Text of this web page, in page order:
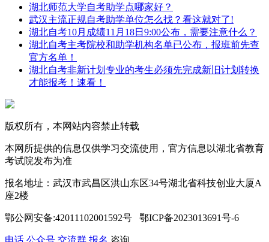
湖北师范大学自考助学点哪家好？
武汉主流正规自考助学单位怎么找？看这就对了!
湖北自考10月成绩11月18日9:00公布，需要注意什么？
湖北自考主考院校和助学机构名单已公布，报班前先查
官方名单！
湖北自考非新计划专业的考生必须先完成新旧计划转换
才能报考！速看！
版权所有，本网站内容禁止转载
本网所提供的信息仅供学习交流使用，官方信息以湖北省教育
考试院发布为准
报名地址：武汉市武昌区洪山东区34号湖北省科技创业大厦A
座2楼
鄂公网安备:42011102001592号 鄂ICP备2023013691号-6
电话 公众号 交流群 报名 咨询